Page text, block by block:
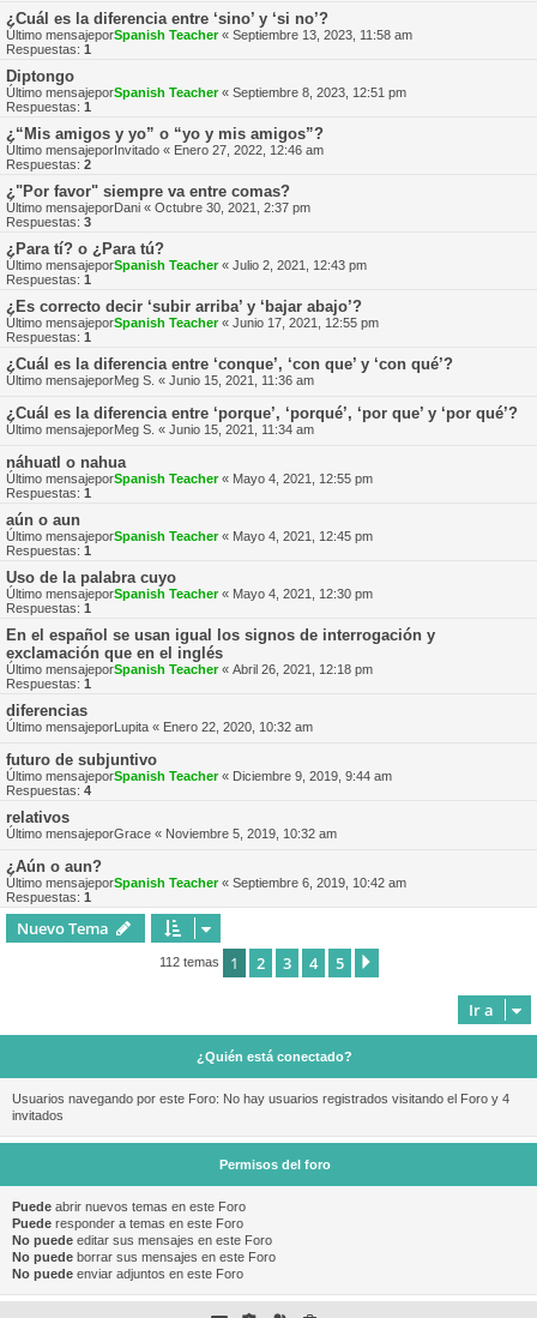
¿Cuál es la diferencia entre ‘sino’ y ‘si no’?
Último mensajeporSpanish Teacher« Septiembre 13, 2023, 11:58 am
Respuestas: 1
Diptongo
Último mensajeporSpanish Teacher« Septiembre 8, 2023, 12:51 pm
Respuestas: 1
¿“Mis amigos y yo” o “yo y mis amigos”?
Último mensajeporInvitado « Enero 27, 2022, 12:46 am
Respuestas: 2
¿"Por favor" siempre va entre comas?
Último mensajeporDani « Octubre 30, 2021, 2:37 pm
Respuestas: 3
¿Para tí? o ¿Para tú?
Último mensajeporSpanish Teacher« Julio 2, 2021, 12:43 pm
Respuestas: 1
¿Es correcto decir ‘subir arriba’ y ‘bajar abajo’?
Último mensajeporSpanish Teacher« Junio 17, 2021, 12:55 pm
Respuestas: 1
¿Cuál es la diferencia entre ‘conque’, ‘con que’ y ‘con qué’?
Último mensajeporMeg S. « Junio 15, 2021, 11:36 am
¿Cuál es la diferencia entre ‘porque’, ‘porqué’, ‘por que’ y ‘por qué’?
Último mensajeporMeg S. « Junio 15, 2021, 11:34 am
náhuatl o nahua
Último mensajeporSpanish Teacher« Mayo 4, 2021, 12:55 pm
Respuestas: 1
aún o aun
Último mensajeporSpanish Teacher« Mayo 4, 2021, 12:45 pm
Respuestas: 1
Uso de la palabra cuyo
Último mensajeporSpanish Teacher« Mayo 4, 2021, 12:30 pm
Respuestas: 1
En el español se usan igual los signos de interrogación y
exclamación que en el inglés
Último mensajeporSpanish Teacher« Abril 26, 2021, 12:18 pm
Respuestas: 1
diferencias
Último mensajeporLupita « Enero 22, 2020, 10:32 am
futuro de subjuntivo
Último mensajeporSpanish Teacher« Diciembre 9, 2019, 9:44 am
Respuestas: 4
relativos
Último mensajeporGrace « Noviembre 5, 2019, 10:32 am
¿Aún o aun?
Último mensajeporSpanish Teacher« Septiembre 6, 2019, 10:42 am
Respuestas: 1
Nuevo Tema
112 temas 1 2 3 4 5
Ir a
¿Quién está conectado?
Usuarios navegando por este Foro: No hay usuarios registrados visitando el Foro y 4
invitados
Permisos del foro
Puede abrir nuevos temas en este Foro
Puede responder a temas en este Foro
No puede editar sus mensajes en este Foro
No puede borrar sus mensajes en este Foro
No puede enviar adjuntos en este Foro